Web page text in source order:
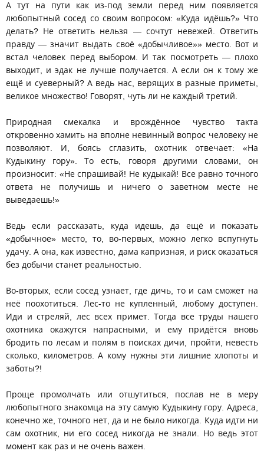
А тут на пути как из-под земли перед ним появляется
любопытный сосед со своим вопросом: «Куда идёшь?» Что
делать? Не ответить нельзя — сочтут невежей. Ответить
правду — значит выдать своё «добычливое»» место. Вот и
встал человек перед выбором. И так посмотреть — плохо
выходит, и эдак не лучше получается. А если он к тому же
ещё и суеверный? А ведь нас, верящих в разные приметы,
великое множество! Говорят, чуть ли не каждый третий.
Природная смекалка и врождённое чувство такта
откровенно хамить на вполне невинный вопрос человеку не
позволяют. И, боясь сглазить, охотник отвечает: «На
Кудыкину гору». То есть, говоря другими словами, он
произносит: «Не спрашивай! Не кудыкай! Все равно точного
ответа не получишь и ничего о заветном месте не
выведаешь!»
Ведь если рассказать, куда идешь, да ещё и показать
«добычное» место, то, во-первых, можно легко вспугнуть
удачу. А она, как известно, дама капризная, и риск оказаться
без добычи станет реальностью.
Во-вторых, если сосед узнает, где дичь, то и сам сможет на
неё поохотиться. Лес-то не купленный, любому доступен.
Иди и стреляй, лес всех примет. Тогда все труды нашего
охотника окажутся напрасными, и ему придётся вновь
бродить по лесам и полям в поисках дичи, пройти, невесть
сколько, километров. А кому нужны эти лишние хлопоты и
заботы?!
Проще промолчать или отшутиться, послав не в меру
любопытного знакомца на эту самую Кудыкину гору. Адреса,
конечно же, точного нет, да и не было никогда. Куда идти ни
сам охотник, ни его сосед никогда не знали. Но ведь этот
момент как раз и не очень важен.